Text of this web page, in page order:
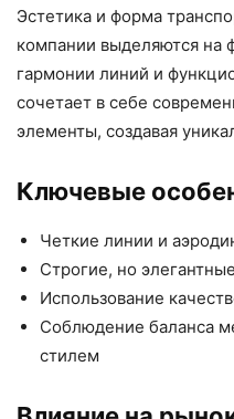
Эстетика и форма
компании выделяются на
гармонии линий и
сочетает в себе
элементы, создавая
Ключевые
Четкие линии и
Строгие, но
Использование
Соблюдение баланса
стилем